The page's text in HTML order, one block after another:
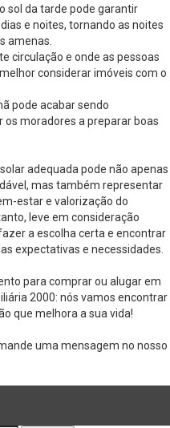
sol da tarde pode garantir
e noites, tornando as noites
amenas.
circulação e onde as pessoas
considerar imóveis com o
pode acabar sendo
moradores a preparar boas
adequada pode não apenas
mas também representar
estar e valorização do
leve em consideração
a escolha certa e encontrar
expectativas e necessidades.
para comprar ou alugar em
2000: nós vamos encontrar
que melhora a sua vida!
uma mensagem no nosso